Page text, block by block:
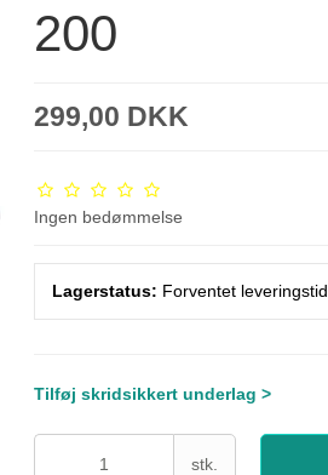
200
299,00 DKK
Ingen bedømmelse
Lagerstatus: Forventet
Tilføj skridsikkert underlag >
stk.